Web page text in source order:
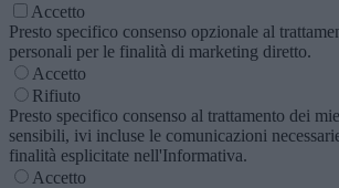
Accetto
Presto specifico consenso opzionale al
personali per le finalità di marketing diretto.
Accetto
Rifiuto
Presto specifico consenso al trattamento dei
sensibili, ivi incluse le comunicazioni
finalità esplicitate nell'Informativa.
Accetto